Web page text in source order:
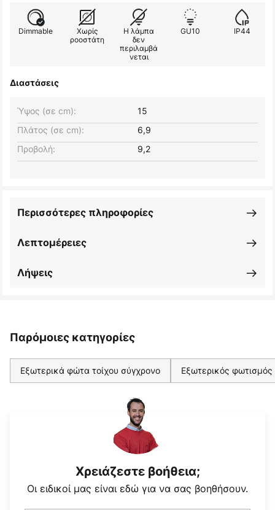
Dimmable
Χωρίς
ροοστάτη
Η λάμπα
δεν
περιλαμβά
νεται
GU10 IP44
Διαστάσεις
Πλάτος (σε cm): 6,9
Ύψος (σε cm): 15
Προβολή: 9,2
Λεπτομέρειες
Περισσότερες πληροφορίες
Λήψεις
Παρόμοιες κατηγορίες
Εξωτερικά φώτα τοίχου σύγχρονο Εξωτερικός
Χρειάζεστε βοήθεια;
Οι ειδικοί μας είναι εδώ για να σας βοηθήσουν.